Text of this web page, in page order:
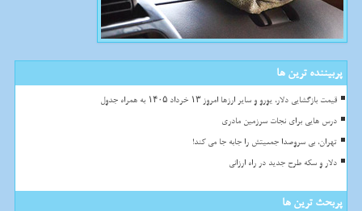
پربیننده ترین ها
قیمت بازگشایی دلار، یورو و سایر ارزها امروز ۱۳ خرداد ۱۴۰۵ به همراه جدول
درس هایی برای نجات سرزمین مادری
تهران، بی سروصدا جمعیتش را جابه جا می کند!
دلار و سکه طرح جدید در راه ارزانی
پربحث ترین ها